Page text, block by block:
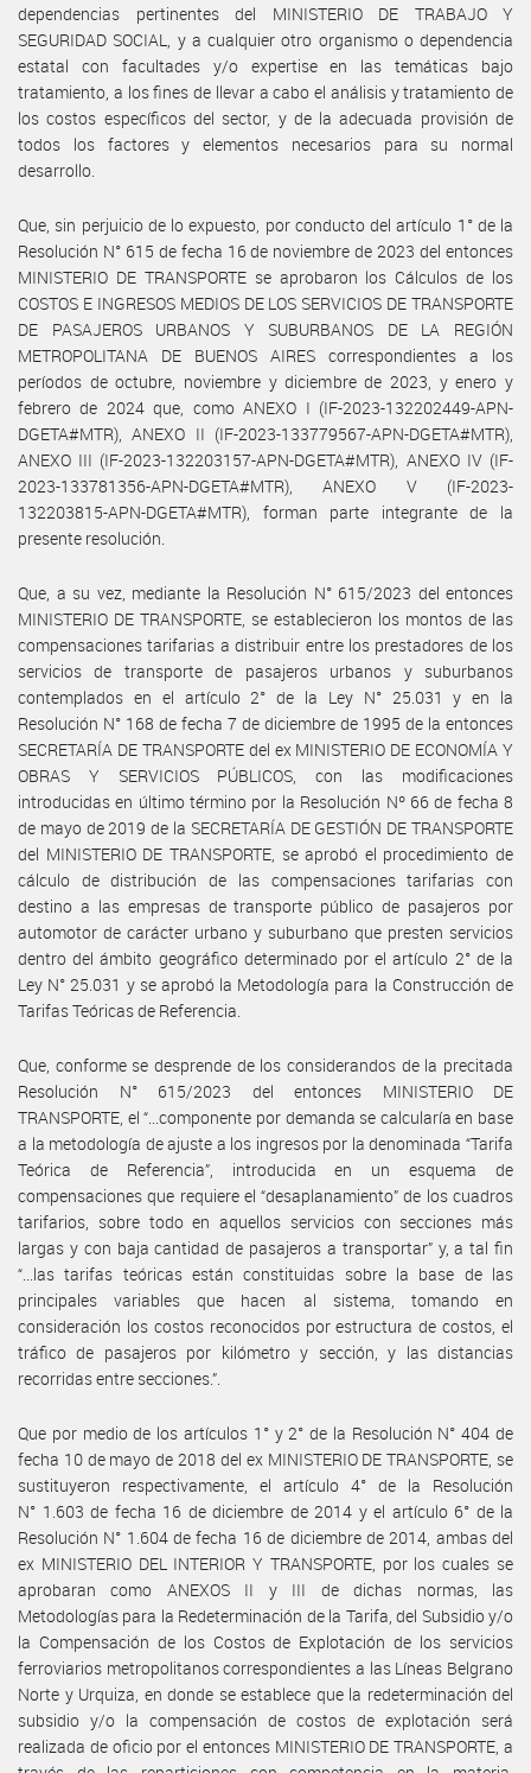
dependencias pertinentes del MINISTERIO DE TRABAJO Y
SEGURIDAD SOCIAL, y a cualquier otro organismo o dependencia
estatal con facultades y/o expertise en las temáticas bajo
tratamiento, a los fines de llevar a cabo el análisis y tratamiento de
los costos específicos del sector, y de la adecuada provisión de
todos los factores y elementos necesarios para su normal
desarrollo.
Que, sin perjuicio de lo expuesto, por conducto del artículo 1° de la
Resolución N° 615 de fecha 16 de noviembre de 2023 del entonces
MINISTERIO DE TRANSPORTE se aprobaron los Cálculos de los
COSTOS E INGRESOS MEDIOS DE LOS SERVICIOS DE TRANSPORTE
DE PASAJEROS URBANOS Y SUBURBANOS DE LA REGIÓN
METROPOLITANA DE BUENOS AIRES correspondientes a los
períodos de octubre, noviembre y diciembre de 2023, y enero y
febrero de 2024 que, como ANEXO I (IF-2023-132202449-APN-
DGETA#MTR), ANEXO II (IF-2023-133779567-APN-DGETA#MTR),
ANEXO III (IF-2023-132203157-APN-DGETA#MTR), ANEXO IV (IF-
2023-133781356-APN-DGETA#MTR), ANEXO V (IF-2023-
132203815-APN-DGETA#MTR), forman parte integrante de la
presente resolución.
Que, a su vez, mediante la Resolución N° 615/2023 del entonces
MINISTERIO DE TRANSPORTE, se establecieron los montos de las
compensaciones tarifarias a distribuir entre los prestadores de los
servicios de transporte de pasajeros urbanos y suburbanos
contemplados en el artículo 2° de la Ley N° 25.031 y en la
Resolución N° 168 de fecha 7 de diciembre de 1995 de la entonces
SECRETARÍA DE TRANSPORTE del ex MINISTERIO DE ECONOMÍA Y
OBRAS Y SERVICIOS PÚBLICOS, con las modificaciones
introducidas en último término por la Resolución Nº 66 de fecha 8
de mayo de 2019 de la SECRETARÍA DE GESTIÓN DE TRANSPORTE
del MINISTERIO DE TRANSPORTE, se aprobó el procedimiento de
cálculo de distribución de las compensaciones tarifarias con
destino a las empresas de transporte público de pasajeros por
automotor de carácter urbano y suburbano que presten servicios
dentro del ámbito geográfico determinado por el artículo 2° de la
Ley N° 25.031 y se aprobó la Metodología para la Construcción de
Tarifas Teóricas de Referencia.
Que, conforme se desprende de los considerandos de la precitada
Resolución N° 615/2023 del entonces MINISTERIO DE
TRANSPORTE, el “...componente por demanda se calcularía en base
a la metodología de ajuste a los ingresos por la denominada “Tarifa
Teórica de Referencia”, introducida en un esquema de
compensaciones que requiere el “desaplanamiento” de los cuadros
tarifarios, sobre todo en aquellos servicios con secciones más
largas y con baja cantidad de pasajeros a transportar” y, a tal fin
“...las tarifas teóricas están constituidas sobre la base de las
principales variables que hacen al sistema, tomando en
consideración los costos reconocidos por estructura de costos, el
tráfico de pasajeros por kilómetro y sección, y las distancias
recorridas entre secciones.”.
Que por medio de los artículos 1° y 2° de la Resolución N° 404 de
fecha 10 de mayo de 2018 del ex MINISTERIO DE TRANSPORTE, se
sustituyeron respectivamente, el artículo 4° de la Resolución
N° 1.603 de fecha 16 de diciembre de 2014 y el artículo 6° de la
Resolución N° 1.604 de fecha 16 de diciembre de 2014, ambas del
ex MINISTERIO DEL INTERIOR Y TRANSPORTE, por los cuales se
aprobaran como ANEXOS II y III de dichas normas, las
Metodologías para la Redeterminación de la Tarifa, del Subsidio y/o
la Compensación de los Costos de Explotación de los servicios
ferroviarios metropolitanos correspondientes a las Líneas Belgrano
Norte y Urquiza, en donde se establece que la redeterminación del
subsidio y/o la compensación de costos de explotación será
realizada de oficio por el entonces MINISTERIO DE TRANSPORTE, a